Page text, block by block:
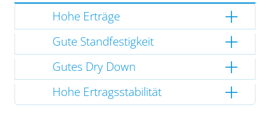
Hohe Erträge
Gute Standfestigkeit
Gutes Dry Down
Hohe Ertragsstabilität